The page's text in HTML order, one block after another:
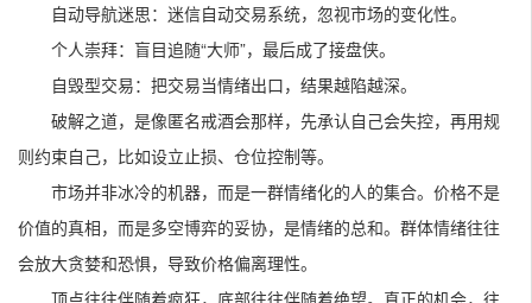
自动导航迷思：迷信自动交易系统，忽视市场的变化性。
个人崇拜：盲目追随“大师”，最后成了接盘侠。
自毁型交易：把交易当情绪出口，结果越陷越深。
破解之道，是像匿名戒酒会那样，先承认自己会失控，再用规
则约束自己，比如设立止损、仓位控制等。
市场并非冰冷的机器，而是一群情绪化的人的集合。价格不是
价值的真相，而是多空博弈的妥协，是情绪的总和。群体情绪往往
会放大贪婪和恐惧，导致价格偏离理性。
顶点往往伴随着疯狂，底部往往伴随着绝望。真正的机会，往